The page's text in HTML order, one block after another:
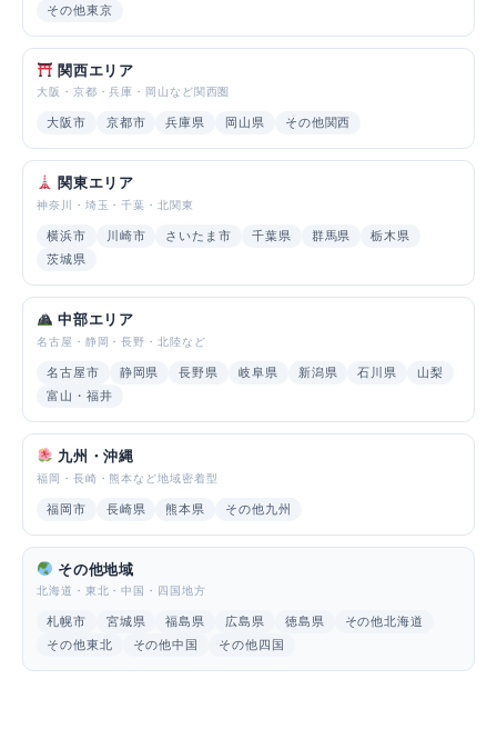
その他東京
関西エリア
大阪・京都・兵庫・岡山など関西圏
大阪市 京都市 兵庫県 岡山県 その他関西
関東エリア
神奈川・埼玉・千葉・北関東
横浜市 川崎市 さいたま市 千葉県 群馬県
栃木県
茨城県
中部エリア
名古屋・静岡・長野・北陸など
名古屋市 静岡県 長野県 岐阜県 新潟県 石川県
山梨
富山・福井
九州・沖縄
福岡・長崎・熊本など地域密着型
福岡市 長崎県 熊本県 その他九州
その他地域
北海道・東北・中国・四国地方
札幌市 宮城県 福島県 広島県 徳島県
その他北海道
その他東北
その他中国 その他四国